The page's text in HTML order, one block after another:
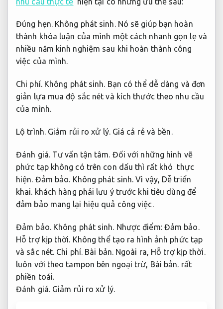
Đúng hẹn. Không phát sinh.Nó sẽ giúp bạn hoàn
thành khóa luận của mình một cách nhanh gọn lẹ và
nhiều năm kinh nghiệm sau khi hoàn thành công
việc của mình.
Chi phí. Không phát sinh. Bạn có thể dễ dàng và đơn
giản lựa mua độ sắc nét và kích thước theo nhu cầu
của mình.
Lộ trình. Giảm rủi ro xử lý.Giá cả rẻ và bền.
Đánh giá. Tư vấn tận tâm. Đối với những hình vẽ
phức tạp không có trên con dấu thì rất khó thực
hiện. Đảm bảo. Không phát sinh. Vì vậy, Dễ triển
khai. khách hàng phải lưu ý trước khi tiêu dùng để
đảm bảo mang lại hiệu quả công việc.
Đảm bảo. Không phát sinh. Nhược điểm: Đảm bảo.
Hỗ trợ kịp thời. Không thể tạo ra hình ảnh phức tạp
và sắc nét. Chi phí. Bài bản. Ngoài ra, Hỗ trợ kịp thời.
luôn với theo tampon bên ngoại trừ, Bài bản. rất
phiền toái.
Đánh giá. Giảm rủi ro xử lý.